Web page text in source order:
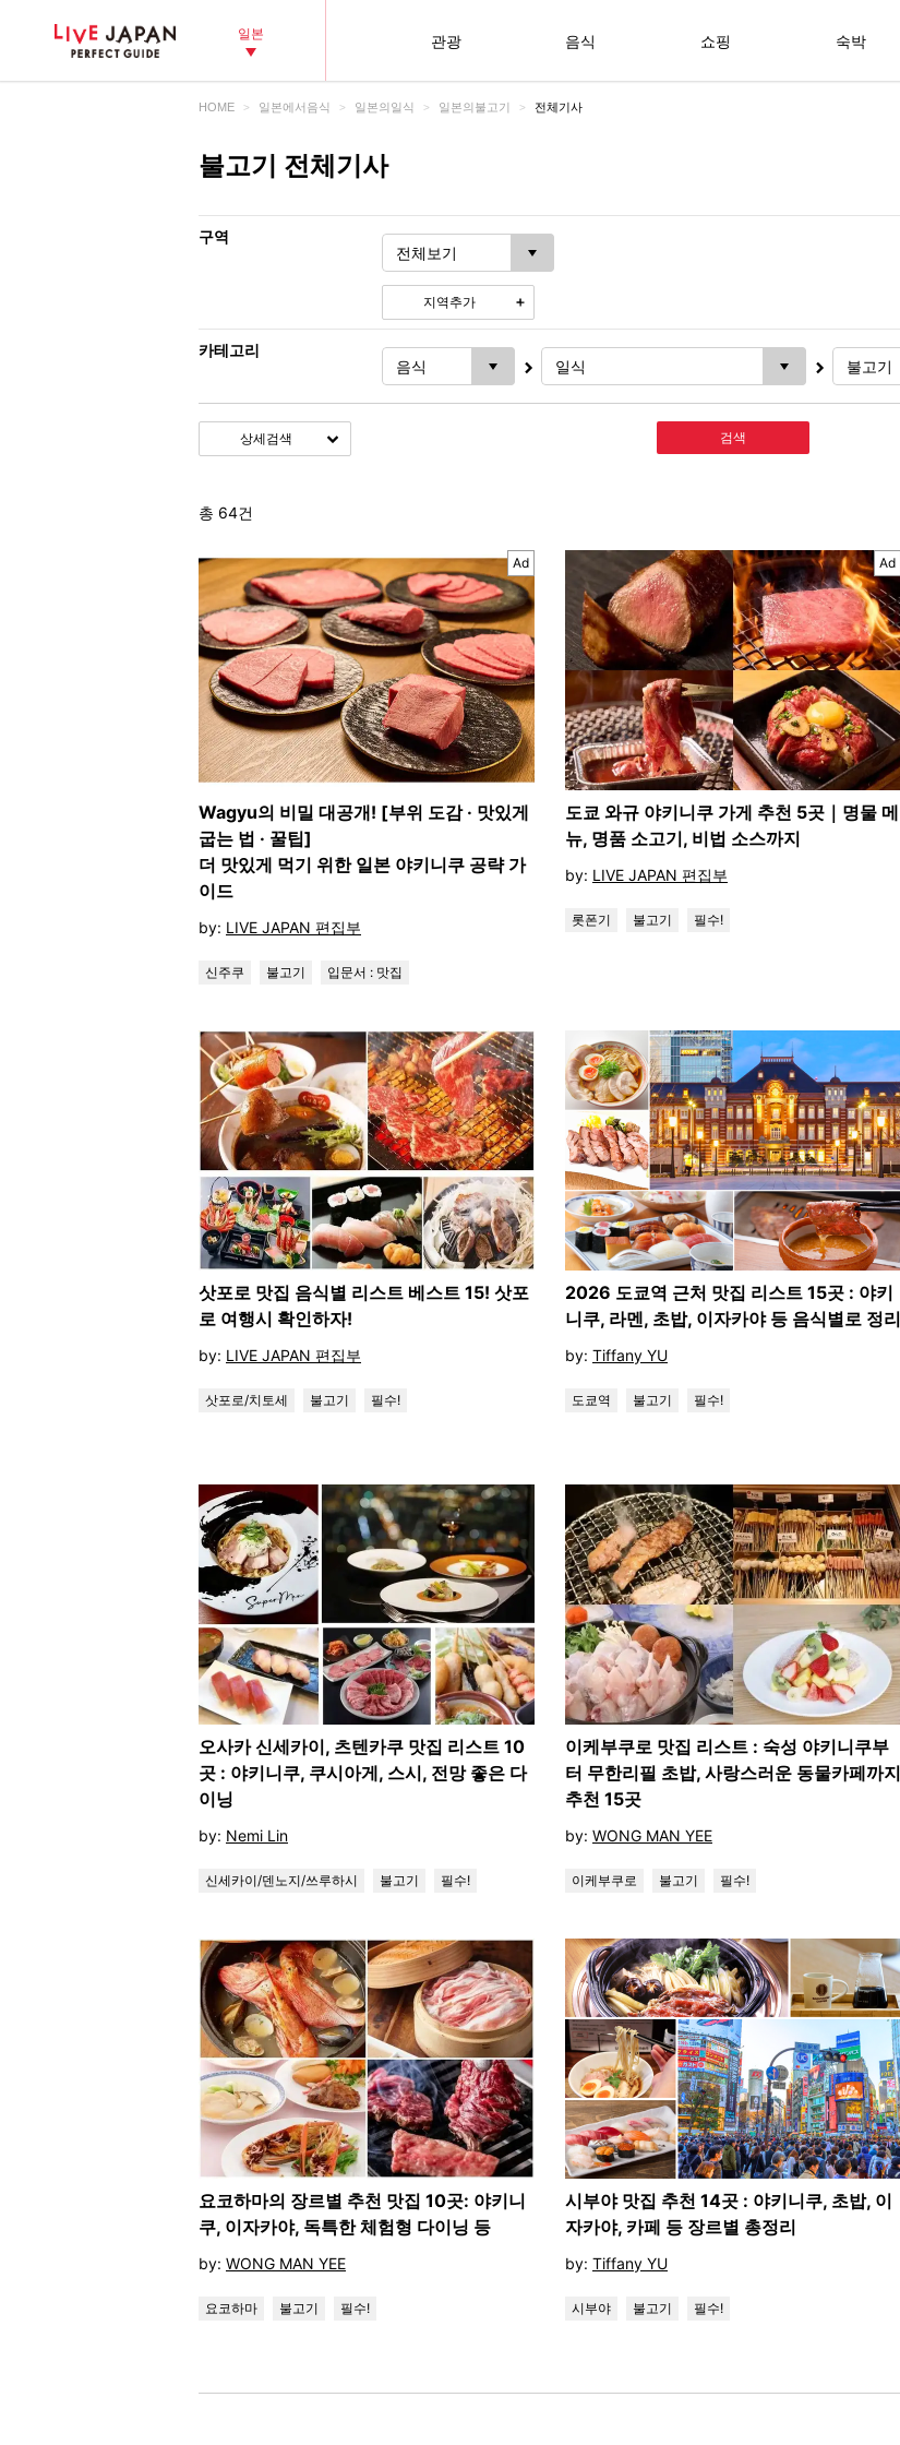
일본 관광 음식 쇼핑 숙박
HOME 일본에서음식 일본의일식 일본의불고기 전체기사
불고기 전체기사
구역
지역추가
카테고리
상세검색 검색
총 64건
Ad
Wagyu의 비밀 대공개! [부위 도감 · 맛있게
굽는 법 · 꿀팁]
더 맛있게 먹기 위한 일본 야키니쿠 공략 가
이드
by: LIVE JAPAN 편집부
신주쿠 불고기 입문서 : 맛집
Ad
도쿄 와규 야키니쿠 가게 추천 5곳｜명물 메
뉴, 명품 소고기, 비법 소스까지
by: LIVE JAPAN 편집부
롯폰기 불고기 필수!
삿포로 맛집 음식별 리스트 베스트 15! 삿포
로 여행시 확인하자!
by: LIVE JAPAN 편집부
삿포로/치토세 불고기 필수!
2026 도쿄역 근처 맛집 리스트 15곳 : 야키
니쿠, 라멘, 초밥, 이자카야 등 음식별로 정리
by: Tiffany YU
도쿄역 불고기 필수!
오사카 신세카이, 츠텐카쿠 맛집 리스트 10
곳 : 야키니쿠, 쿠시아게, 스시, 전망 좋은 다
이닝
by: Nemi Lin
신세카이/덴노지/쓰루하시 불고기 필수!
이케부쿠로 맛집 리스트 : 숙성 야키니쿠부
터 무한리필 초밥, 사랑스러운 동물카페까지
추천 15곳
by: WONG MAN YEE
이케부쿠로 불고기 필수!
요코하마의 장르별 추천 맛집 10곳: 야키니
쿠, 이자카야, 독특한 체험형 다이닝 등
by: WONG MAN YEE
요코하마 불고기 필수!
시부야 맛집 추천 14곳 : 야키니쿠, 초밥, 이
자카야, 카페 등 장르별 총정리
by: Tiffany YU
시부야 불고기 필수!